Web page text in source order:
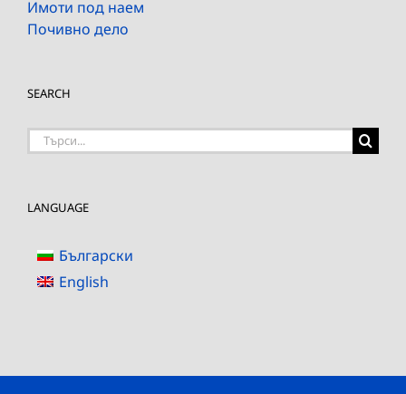
Имоти под наем
Почивно дело
SEARCH
Търсене
LANGUAGE
Български
English